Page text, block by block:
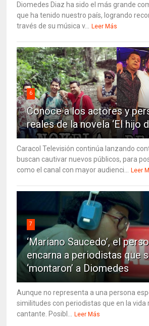
Diomedes Diaz ha sido el más grande
que ha tenido nuestro país, logrando
través de su música v... Leer Más
6
Conoce a los actores y
reales de la novela ‘El hijo
Caracol Televisión continúa lanzando
buscan cautivar nuevos públicos, para
como el canal con mayor audienci... Leer
7
‘Mariano Saucedo’, el
encarna a periodistas que
‘montaron’ a Diomedes
Aunque no representa a una persona
similitudes con periodistas que en la vida
cantante. Posibl... Leer Más